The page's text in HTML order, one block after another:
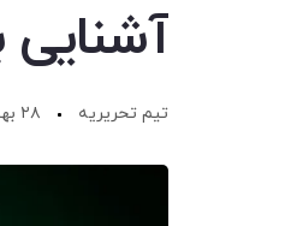
آشنایی با 8 ربات تلگرام حل
تیم تحریریه ۲۸ بهمن ۱۴۰۳